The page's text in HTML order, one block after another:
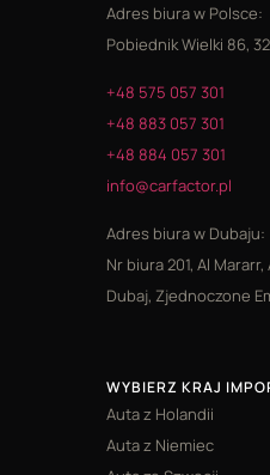
Adres biura w Polsce:
Pobiednik Wielki 86,
+48 575 057 301
+48 883 057 301
+48 884 057 301
info@carfactor.pl
Adres biura w Dubaju:
Nr biura 201, Al
Dubaj, Zjednoczone
WYBIERZ KRAJ
Auta z Holandii
Auta z Niemiec